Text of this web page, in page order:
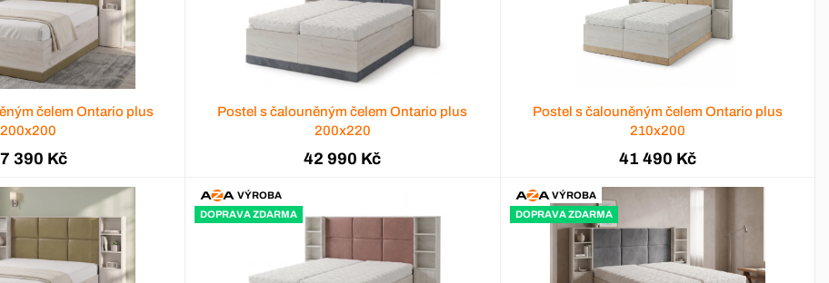
čelem Ontario plus
200x200
390 Kč
Postel s čalouněným čelem Ontario plus
200x220
42 990 Kč
Postel s čalouněným čelem Ontario plus
210x200
41 490 Kč
VÝROBA
DOPRAVA ZDARMA
VÝROBA
DOPRAVA ZDARMA